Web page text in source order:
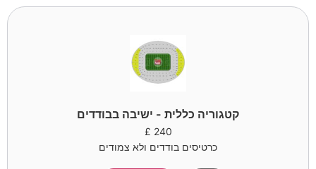
קטגוריה כללית - ישיבה בבודדים
240
£
כרטיסים בודדים ולא צמודים